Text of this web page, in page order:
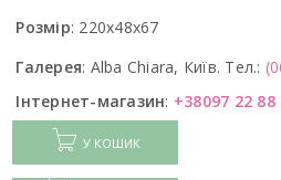
Розмір: 220x48x67
Галерея: Alba Chiara, Київ. Тел.:
Інтернет-магазин: +38097 22 88
У КОШИК